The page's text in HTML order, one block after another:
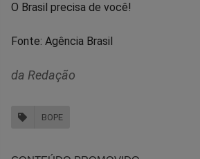
O Brasil precisa de você!
Fonte: Agência Brasil
da Redação
BOPE